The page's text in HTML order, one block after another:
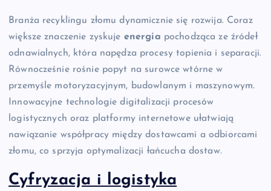
Branża recyklingu złomu dynamicznie się rozwija. Coraz
większe znaczenie zyskuje energia pochodząca ze źródeł
odnawialnych, która napędza procesy topienia i separacji.
Równocześnie rośnie popyt na surowce wtórne w
przemyśle motoryzacyjnym, budowlanym i maszynowym.
Innowacyjne technologie digitalizacji procesów
logistycznych oraz platformy internetowe ułatwiają
nawiązanie współpracy między dostawcami a odbiorcami
złomu, co sprzyja optymalizacji łańcucha dostaw.
Cyfryzacja i logistyka